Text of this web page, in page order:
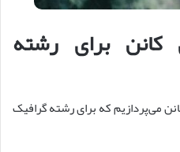
کانن برای رشته
دوربین کانن می‌پردازیم که برای رشته گرافیک